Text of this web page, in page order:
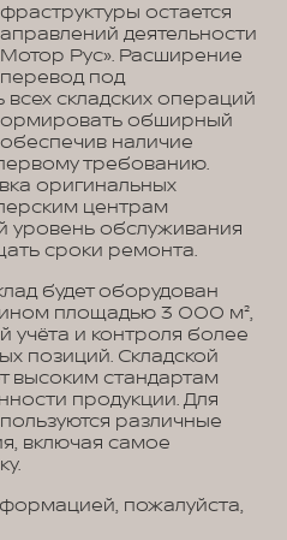
остается
деятельности
Рус». Расширение
под
складских операций
обширный
наличие
требованию.
оригинальных
центрам
уровень обслуживания
сроки ремонта.
будет оборудован
площадью 3 000 м²,
учёта и контроля более
позиций. Складской
высоким стандартам
продукции. Для
различные
включая самое
пожалуйста,